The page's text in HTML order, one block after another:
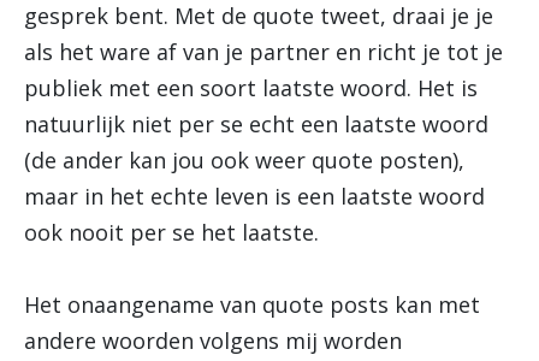
gesprek bent. Met de quote tweet, draai je je
als het ware af van je partner en richt je tot je
publiek met een soort laatste woord. Het is
natuurlijk niet per se echt een laatste woord
(de ander kan jou ook weer quote posten),
maar in het echte leven is een laatste woord
ook nooit per se het laatste.
Het onaangename van quote posts kan met
andere woorden volgens mij worden